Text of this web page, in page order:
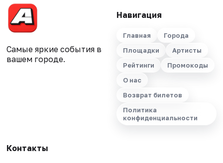
Самые яркие события в
вашем городе.
Навигация
Главная
Города
Площадки
Артисты
Рейтинги
Промокоды
О нас
Возврат билетов
Политика
конфиденциальности
Контакты